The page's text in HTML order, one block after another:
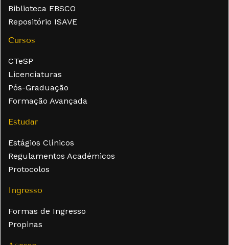
Biblioteca EBSCO
Repositório ISAVE
Cursos
CTeSP
Licenciaturas
Pós-Graduação
Formação Avançada
Estudar
Estágios Clínicos
Regulamentos Académicos
Protocolos
Ingresso
Formas de Ingresso
Propinas